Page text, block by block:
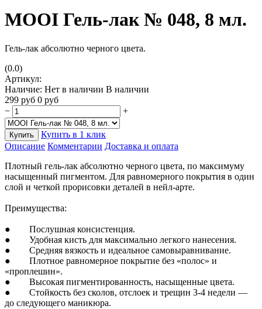
MOOI Гель-лак № 048, 8 мл.
Гель-лак абсолютно черного цвета.
(0.0)
Артикул:
Наличие: Нет в наличии В наличии
299 руб 0 руб
−
+
Купить
Купить в 1 клик
Описание Комментарии Доставка и оплата
Плотный гель-лак абсолютно черного цвета, по максимуму
насыщенный пигментом. Для равномерного покрытия в один
слой и четкой прорисовки деталей в нейл-арте.
Преимущества:
● Послушная консистенция.
● Удобная кисть для максимально легкого нанесения.
● Средняя вязкость и идеальное самовыравнивание.
● Плотное равномерное покрытие без «‎полос»‎ и
«‎проплешин»‎.
● Высокая пигментированность, насыщенные цвета.
● Стойкость без сколов, отслоек и трещин 3-4 недели —
до следующего маникюра.